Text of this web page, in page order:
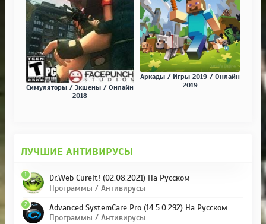
Симуляторы / Экшены / Онлайн
2018
Аркады / Игры 2019 / Онлайн
2019
ЛУЧШИЕ АНТИВИРУСЫ
Dr.Web CureIt! (02.08.2021) На Русском
Программы / Антивирусы
1
Advanced SystemCare Pro (14.5.0.292) На Русском
Программы / Антивирусы
2